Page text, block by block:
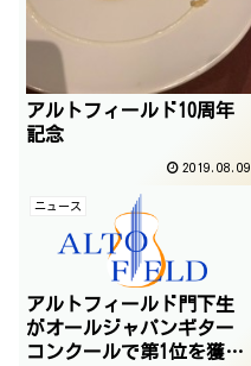
アルトフィールド10周年
記念
2019.08.09
ニュース
アルトフィールド門下生
がオールジャパンギター
コンクールで第1位を獲